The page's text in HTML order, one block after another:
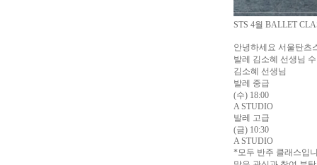
STS 4월 BALLET
안녕하세요 서울탄츠
발레 김소혜 선생님
김소혜 선생님
발레 중급
(수) 18:00
A STUDIO
발레 고급
(금) 10:30
A STUDIO
*모두 반주 클래스입